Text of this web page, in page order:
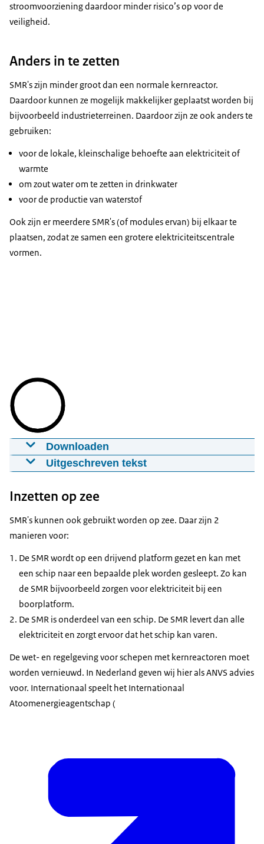
stroomvoorziening daardoor minder risico’s op voor de
veiligheid.
Anders in te zetten
SMR's zijn minder groot dan een normale kernreactor.
Daardoor kunnen ze mogelijk makkelijker geplaatst worden bij
bijvoorbeeld industrieterreinen. Daardoor zijn ze ook anders te
gebruiken:
voor de lokale, kleinschalige behoefte aan elektriciteit of
warmte
om zout water om te zetten in drinkwater
voor de productie van waterstof
Ook zijn er meerdere SMR's (of modules ervan) bij elkaar te
plaatsen, zodat ze samen een grotere elektriciteitscentrale
vormen.
Downloaden
Nieuwe Initiatieven Nucleair: small modular
reactors en veiligheidsbeoordelingen
13-01-2025
srt 2,8 KB
Download
Uitgeschreven tekst
Initiatieven Nucleair (NIN)
Wat is een kleine kerncentrale?
Rick Bulk, teamleider en lid van de stuurgroep
Nieuwe Initiatieven Nucleair (NIN): "Een Small
Modular Reactor of SMR. Deze kleine
kerncentrales worden grotendeels modulair in
fabrieken gebouwd en dan op sites
geassembleerd. Doordat ze kleiner zijn, kunnen ze
ook lokaal worden ingezet, bijvoorbeeld bij
warmteproductie. In de westerse wereld staan nog
geen draaiende SMR’s."
Is de veiligheidsbeoordeling van kleinere
toetsen we daar dan ook net zo grondig aan. Wel
kan het zijn dat een kleine kerncentrale een
minder systemen heeft geen pompen nodig heeft
om de reactor te koelen na afschakeling. En dat
kan helpen in een beoordelingsproces.
Inzetten op zee
SMR's kunnen ook gebruikt worden op zee. Daar zijn 2
manieren voor:
De SMR wordt op een drijvend platform gezet en kan met
een schip naar een bepaalde plek worden gesleept. Zo kan
de SMR bijvoorbeeld zorgen voor elektriciteit bij een
boorplatform.
De SMR is onderdeel van een schip. De SMR levert dan alle
elektriciteit en zorgt ervoor dat het schip kan varen.
De wet- en regelgeving voor schepen met kernreactoren moet
worden vernieuwd. In Nederland geven wij hier als ANVS advies
voor. Internationaal speelt het Internationaal
Atoomenergieagentschap (